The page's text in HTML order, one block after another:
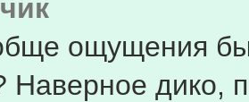
ощущения
Наверное дико,